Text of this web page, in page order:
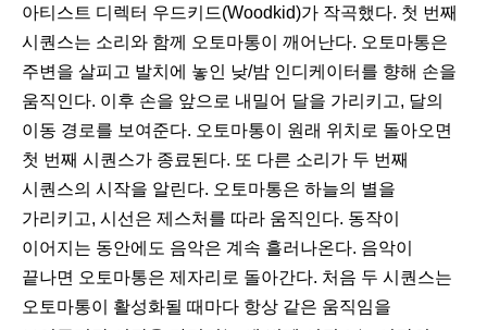
아티스트 디렉터 우드키드(Woodkid)가 작곡했다. 첫 번째
시퀀스는 소리와 함께 오토마통이 깨어난다. 오토마통은
주변을 살피고 발치에 놓인 낮/밤 인디케이터를 향해 손을
움직인다. 이후 손을 앞으로 내밀어 달을 가리키고, 달의
이동 경로를 보여준다. 오토마통이 원래 위치로 돌아오면
첫 번째 시퀀스가 종료된다. 또 다른 소리가 두 번째
시퀀스의 시작을 알린다. 오토마통은 하늘의 별을
가리키고, 시선은 제스처를 따라 움직인다. 동작이
이어지는 동안에도 음악은 계속 흘러나온다. 음악이
끝나면 오토마통은 제자리로 돌아간다. 처음 두 시퀀스는
오토마통이 활성화될 때마다 항상 같은 움직임을